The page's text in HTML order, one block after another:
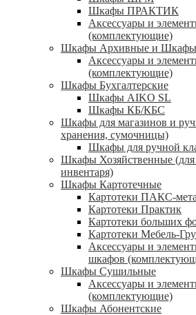
Шкафы ПРАКТИК
Аксессуары и
(комплектующие)
Шкафы Архивные и Шкафы
Аксессуары и
(комплектующие)
Шкафы Бухгалтерские
Шкафы AIKO SL
Шкафы КБ/КБС
Шкафы для магазинов и
хранения, сумочницы)
Шкафы для ручной
Шкафы Хозяйственные (для
инвентаря)
Шкафы Картотечные
Картотеки ПАКС-
Картотеки Практик
Картотеки больших
Картотеки Мебель-
Аксессуары и
шкафов
Шкафы Сушильные
Аксессуары и
(комплектующие)
Шкафы Абонентские